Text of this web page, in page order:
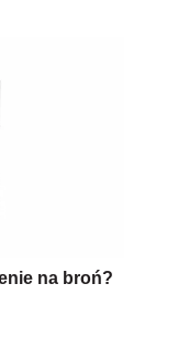
na broń?